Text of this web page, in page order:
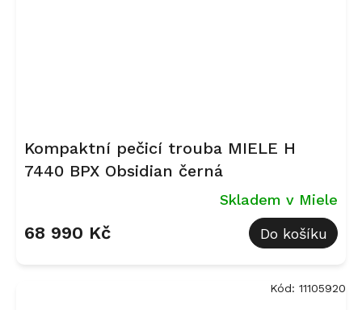
Kompaktní pečicí trouba MIELE H
7440 BPX Obsidian černá
Skladem v Miele
68 990 Kč Do košíku
Kód: 11105920